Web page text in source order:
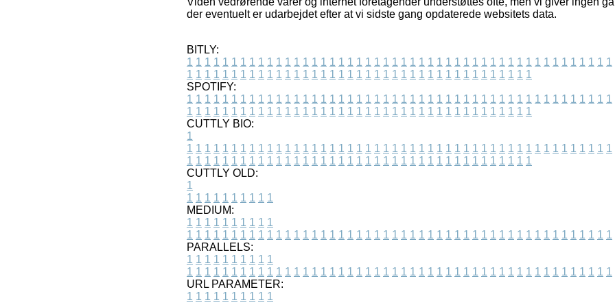
der eventuelt er udarbejdet efter at vi sidste gang opdaterede websitets data.
BITLY:
1 1 1 1 1 1 1 1 1 1 1 1 1 1 1 1 1 1 1 1 1 1 1 1 1 1 1 1 1 1 1 1 1 1 1 1 1 1 1 1 1 1 1 1 1 1 1 1
1 1 1 1 1 1 1 1 1 1 1 1 1 1 1 1 1 1 1 1 1 1 1 1 1 1 1 1 1 1 1 1 1 1 1 1 1 1 1
SPOTIFY:
1 1 1 1 1 1 1 1 1 1 1 1 1 1 1 1 1 1 1 1 1 1 1 1 1 1 1 1 1 1 1 1 1 1 1 1 1 1 1 1 1 1 1 1 1 1 1 1
1 1 1 1 1 1 1 1 1 1 1 1 1 1 1 1 1 1 1 1 1 1 1 1 1 1 1 1 1 1 1 1 1 1 1 1 1 1 1
CUTTLY BIO:
1
1 1 1 1 1 1 1 1 1 1 1 1 1 1 1 1 1 1 1 1 1 1 1 1 1 1 1 1 1 1 1 1 1 1 1 1 1 1 1 1 1 1 1 1 1 1 1 1
1 1 1 1 1 1 1 1 1 1 1 1 1 1 1 1 1 1 1 1 1 1 1 1 1 1 1 1 1 1 1 1 1 1 1 1 1 1 1
CUTTLY OLD:
1
1 1 1 1 1 1 1 1 1 1
MEDIUM:
1 1 1 1 1 1 1 1 1 1
1 1 1 1 1 1 1 1 1 1 1 1 1 1 1 1 1 1 1 1 1 1 1 1 1 1 1 1 1 1 1 1 1 1 1 1 1 1 1 1 1 1 1 1 1 1 1 1
PARALLELS:
1 1 1 1 1 1 1 1 1 1
1 1 1 1 1 1 1 1 1 1 1 1 1 1 1 1 1 1 1 1 1 1 1 1 1 1 1 1 1 1 1 1 1 1 1 1 1 1 1 1 1 1 1 1 1 1 1 1
URL PARAMETER:
1 1 1 1 1 1 1 1 1 1